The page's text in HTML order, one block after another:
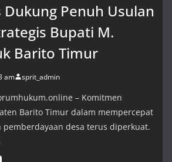
Penuh Usulan
Bupati M.
Barito Timur
am sprit_admin
– Komitmen
Barito Timur dalam mempercepat
desa terus diperkuat.